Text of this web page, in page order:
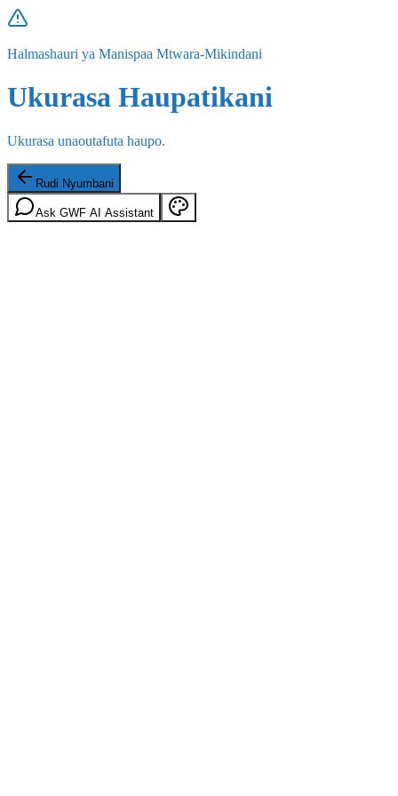
Halmashauri ya Manispaa Mtwara-Mikindani
Ukurasa Haupatikani
Ukurasa unaoutafuta haupo.
Rudi Nyumbani
Ask GWF AI Assistant